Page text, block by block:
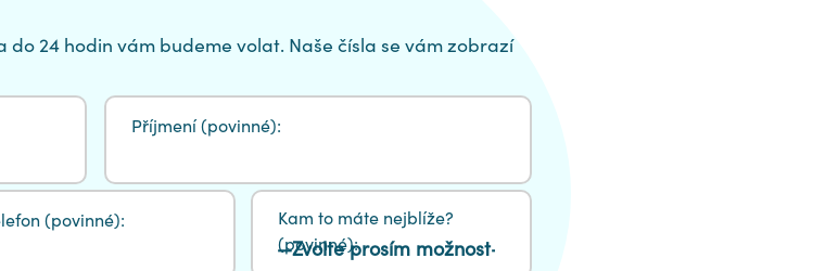
24 hodin vám budeme volat. Naše čísla se vám zobrazí
Příjmení (povinné):
(povinné):
Kam to máte nejblíže?
(povinné):